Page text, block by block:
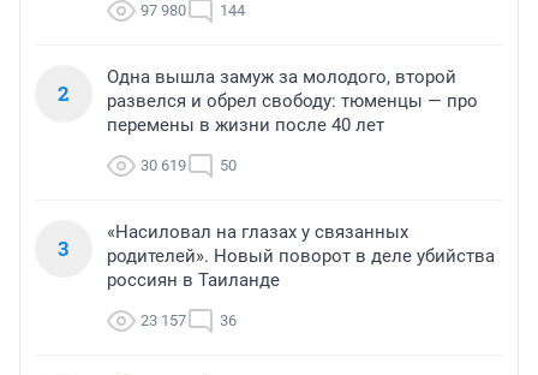
97 980 144
2
Одна вышла замуж за молодого, второй
развелся и обрел свободу: тюменцы — про
перемены в жизни после 40 лет
30 619 50
3
«Насиловал на глазах у связанных
родителей». Новый поворот в деле убийства
россиян в Таиланде
23 157 36